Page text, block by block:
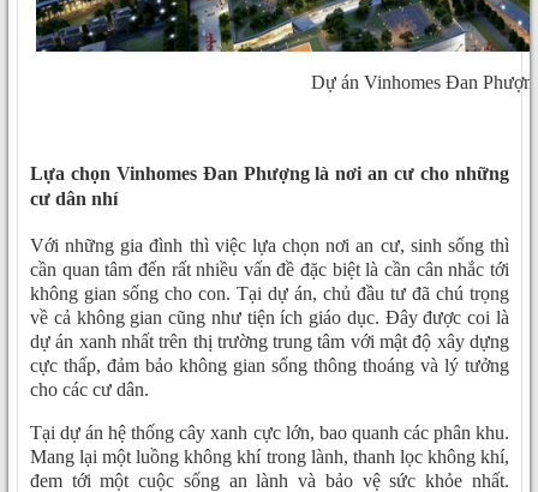
Dự án Vinhomes Đan
Lựa chọn Vinhomes Đan Phượng là nơi an cư cho những
cư dân nhí
Với những gia đình thì việc lựa chọn nơi an cư, sinh sống thì
cần quan tâm đến rất nhiều vấn đề đặc biệt là cần cân nhắc tới
không gian sống cho con. Tại dự án, chủ đầu tư đã chú trọng
về cả không gian cũng như tiện ích giáo dục. Đây được coi là
dự án xanh nhất trên thị trường trung tâm với mật độ xây dựng
cực thấp, đảm bảo không gian sống thông thoáng và lý tưởng
cho các cư dân.
Tại dự án hệ thống cây xanh cực lớn, bao quanh các phân khu.
Mang lại một luồng không khí trong lành, thanh lọc không khí,
đem tới một cuộc sống an lành và bảo vệ sức khỏe nhất.